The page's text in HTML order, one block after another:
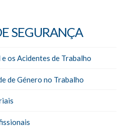
SEGURANÇA
os Acidentes de Trabalho
de Género no Trabalho